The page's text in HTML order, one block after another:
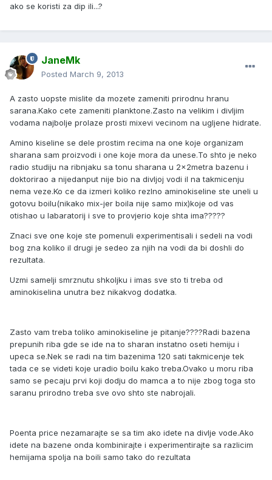
ako se koristi za dip ili...?
JaneMk
Posted March 9, 2013
A zasto uopste mislite da mozete zameniti prirodnu hranu
sarana.Kako cete zameniti planktone.Zasto na velikim i divljim
vodama najbolje prolaze prosti mixevi vecinom na ugljene hidrate.
Amino kiseline se dele prostim recima na one koje organizam
sharana sam proizvodi i one koje mora da unese.To shto je neko
radio studiju na ribnjaku sa tonu sharana u 2x2metra bazenu i
doktorirao a nijedanput nije bio na divljoj vodi il na takmicenju
nema veze.Ko ce da izmeri koliko rezlno aminokiseline ste uneli u
gotovu boilu(nikako mix-jer boila nije samo mix)koje od vas
otishao u labaratorij i sve to provjerio koje shta ima?????
Znaci sve one koje ste pomenuli experimentisali i sedeli na vodi
bog zna koliko il drugi je sedeo za njih na vodi da bi doshli do
rezultata.
Uzmi samelji smrznutu shkoljku i imas sve sto ti treba od
aminokiselina unutra bez nikakvog dodatka.
Zasto vam treba toliko aminokiseline je pitanje????Radi bazena
prepunih riba gde se ide na to sharan instatno oseti hemiju i
upeca se.Nek se radi na tim bazenima 120 sati takmicenje tek
tada ce se videti koje uradio boilu kako treba.Ovako u moru riba
samo se pecaju prvi koji dodju do mamca a to nije zbog toga sto
saranu prirodno treba sve ovo shto ste nabrojali.
Poenta price nezamarajte se sa tim ako idete na divlje vode.Ako
idete na bazene onda kombinirajte i experimentirajte sa razlicim
hemijama spolja na boili samo tako do rezultata